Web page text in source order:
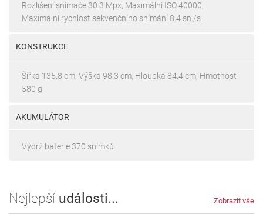
Rozlišení snímače 30.3 Mpx, Maximální ISO 40000,
Maximální rychlost sekvenčního snímání 8.4 sn./s
KONSTRUKCE
Šířka 135.8 cm, Výška 98.3 cm, Hloubka 84.4 cm, Hmotnost
580 g
AKUMULÁTOR
Výdrž baterie 370 snímků
Nejlepší události... Zobrazit vše